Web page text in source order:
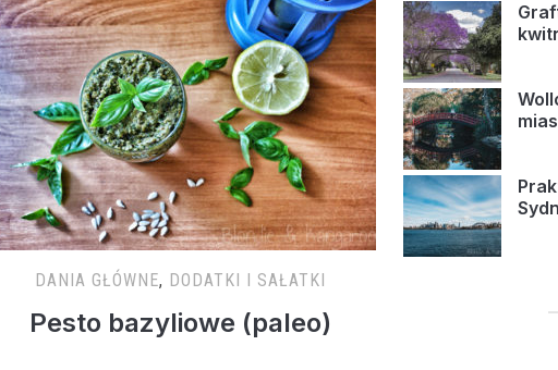
DANIA GŁÓWNE, DODATKI I SAŁATKI
Pesto bazyliowe (paleo)